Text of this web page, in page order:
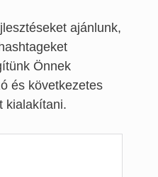
ajánlunk,
Önnek
és következetes
kialakítani.